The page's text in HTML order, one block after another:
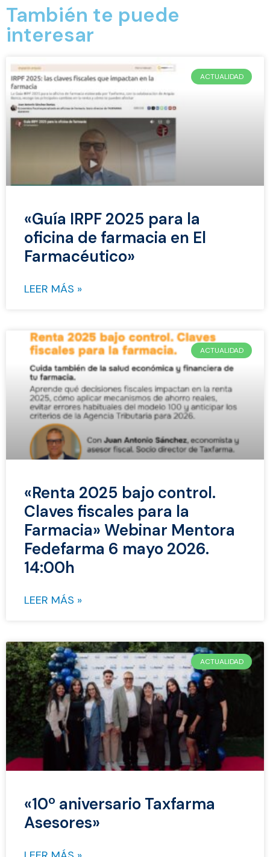
También te puede
interesar
ACTUALIDAD
«Guía IRPF 2025 para la
oficina de farmacia en El
Farmacéutico»
LEER MÁS »
ACTUALIDAD
«Renta 2025 bajo control.
Claves fiscales para la
Farmacia» Webinar Mentora
Fedefarma 6 mayo 2026.
14:00h
LEER MÁS »
ACTUALIDAD
«10º aniversario Taxfarma
Asesores»